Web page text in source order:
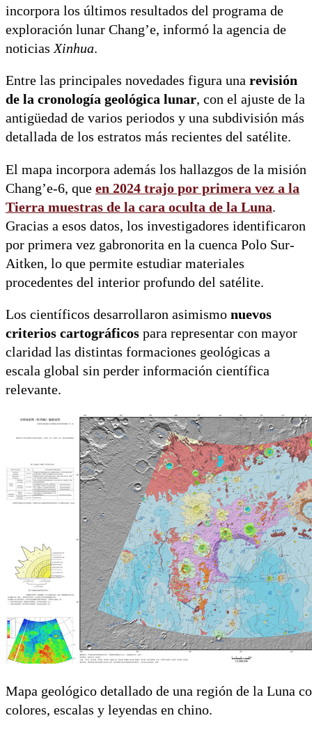
incorpora los últimos resultados del programa de
exploración lunar Chang’e, informó la agencia de
noticias Xinhua.
Entre las principales novedades figura una revisión
de la cronología geológica lunar, con el ajuste de la
antigüedad de varios periodos y una subdivisión más
detallada de los estratos más recientes del satélite.
El mapa incorpora además los hallazgos de la misión
Chang’e-6, que en 2024 trajo por primera vez a la
Tierra muestras de la cara oculta de la Luna.
Gracias a esos datos, los investigadores identificaron
por primera vez gabronorita en la cuenca Polo Sur-
Aitken, lo que permite estudiar materiales
procedentes del interior profundo del satélite.
Los científicos desarrollaron asimismo nuevos
criterios cartográficos para representar con mayor
claridad las distintas formaciones geológicas a
escala global sin perder información científica
relevante.
Mapa geológico detallado de una región de la Luna
colores, escalas y leyendas en chino.